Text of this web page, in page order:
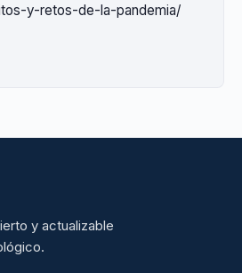
y-retos-de-la-pandemia/
y actualizable